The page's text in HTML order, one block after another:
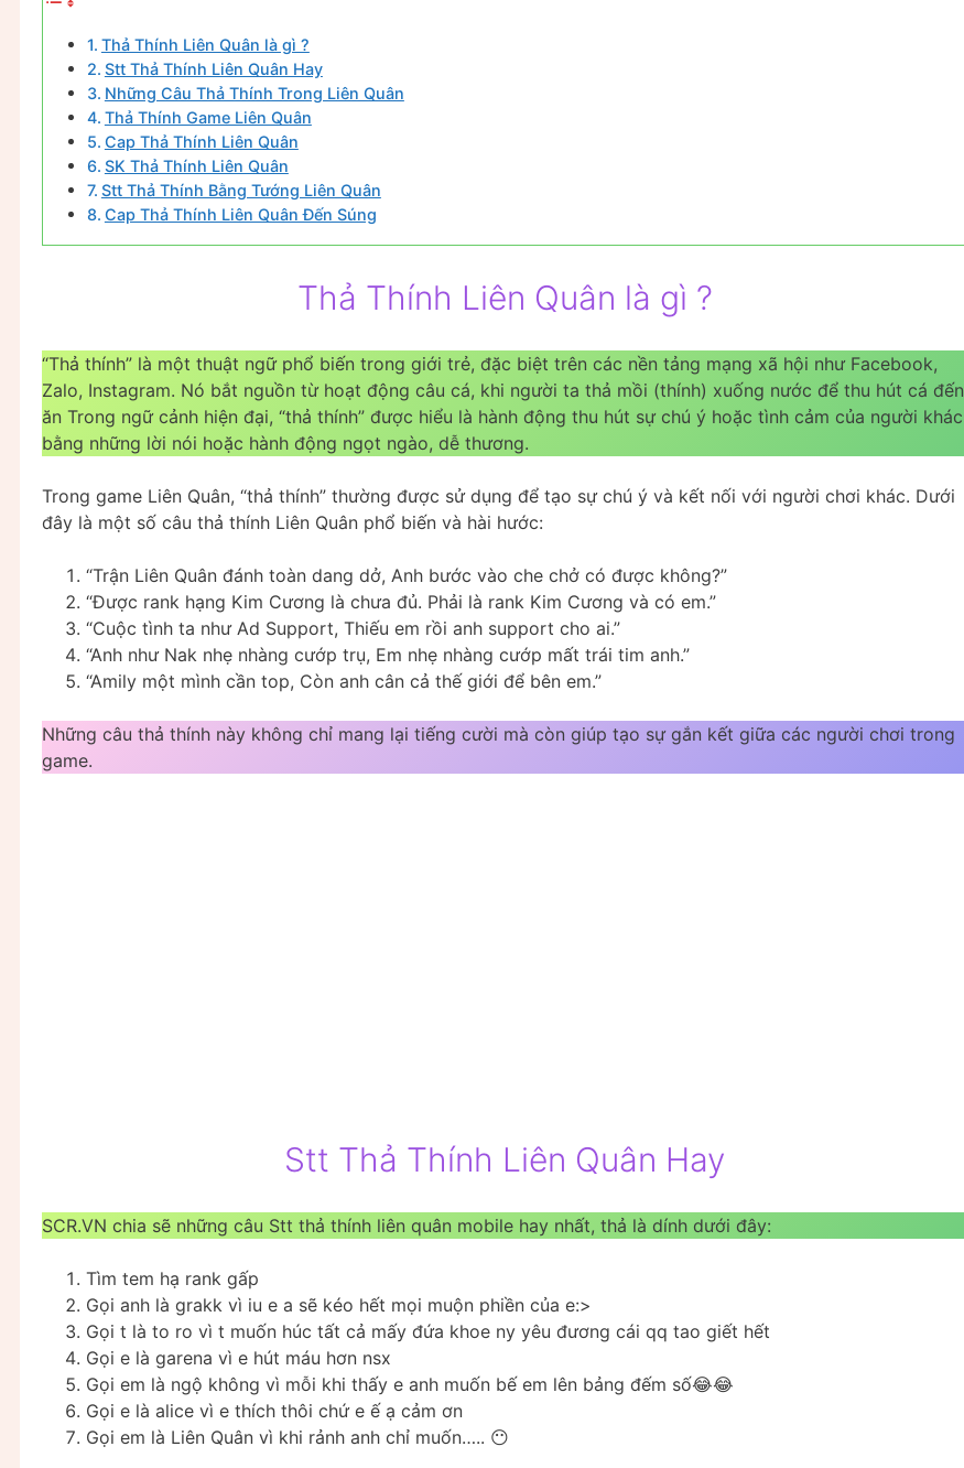
Thả Thính Liên Quân là gì ?
Stt Thả Thính Liên Quân Hay
Những Câu Thả Thính Trong Liên Quân
Thả Thính Game Liên Quân
Cap Thả Thính Liên Quân
SK Thả Thính Liên Quân
Stt Thả Thính Bằng Tướng Liên Quân
Cap Thả Thính Liên Quân Đến Súng
Thả Thính Liên Quân là gì ?
“Thả thính” là một thuật ngữ phổ biến trong giới trẻ, đặc biệt trên các nền tảng mạng xã hội như Facebook,
Zalo, Instagram. Nó bắt nguồn từ hoạt động câu cá, khi người ta thả mồi (thính) xuống nước để thu hút cá đến
ăn Trong ngữ cảnh hiện đại, “thả thính” được hiểu là hành động thu hút sự chú ý hoặc tình cảm của người khác
bằng những lời nói hoặc hành động ngọt ngào, dễ thương.
Trong game Liên Quân, “thả thính” thường được sử dụng để tạo sự chú ý và kết nối với người chơi khác. Dưới
đây là một số câu thả thính Liên Quân phổ biến và hài hước:
“Trận Liên Quân đánh toàn dang dở, Anh bước vào che chở có được không?”
“Được rank hạng Kim Cương là chưa đủ. Phải là rank Kim Cương và có em.”
“Cuộc tình ta như Ad Support, Thiếu em rồi anh support cho ai.”
“Anh như Nak nhẹ nhàng cướp trụ, Em nhẹ nhàng cướp mất trái tim anh.”
“Amily một mình cần top, Còn anh cân cả thế giới để bên em.”
Những câu thả thính này không chỉ mang lại tiếng cười mà còn giúp tạo sự gắn kết giữa các người chơi trong
game.
Stt Thả Thính Liên Quân Hay
SCR.VN chia sẽ những câu Stt thả thính liên quân mobile hay nhất, thả là dính dưới đây:
Tìm tem hạ rank gấp
Gọi anh là grakk vì iu e a sẽ kéo hết mọi muộn phiền của e:>
Gọi t là to ro vì t muốn húc tất cả mấy đứa khoe ny yêu đương cái qq tao giết hết
Gọi e là garena vì e hút máu hơn nsx
Gọi em là ngộ không vì mỗi khi thấy e anh muốn bế em lên bảng đếm số😂😂
Gọi e là alice vì e thích thôi chứ e ế ạ cảm ơn
Gọi em là Liên Quân vì khi rảnh anh chỉ muốn….. 😶